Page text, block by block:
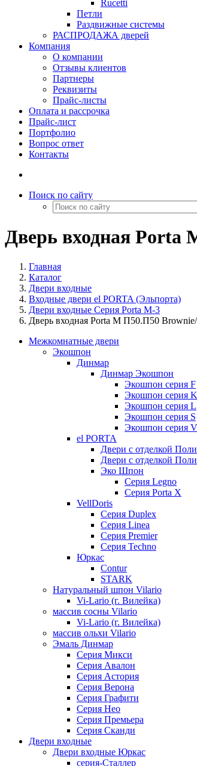
Rucetti
Петли
Раздвижные системы
РАСПРОДАЖА дверей
Компания
О компании
Отзывы клиентов
Партнеры
Реквизиты
Прайс-листы
Оплата и рассрочка
Прайс-лист
Портфолио
Вопрос ответ
Контакты
Поиск по сайту
Дверь входная
Главная
Каталог
Двери входные
Входные двери el PORTA (Эльпорта)
Двери входные Серия Porta M-3
Дверь входная Porta M П50.П50
Межкомнатные двери
Экошпон
Динмар
Динмар Экошпон
Экошпон серия F
Экошпон серия K
Экошпон серия L
Экошпон серия S
Экошпон серия V
el PORTA
Двери с отделкой
Двери с отделкой
Эко Шпон
Серия Legno
Серия Porta X
VellDoris
Серия Duplex
Серия Linea
Серия Premier
Серия Techno
Юркас
Contur
STARK
Натуральный шпон Vilario
Vi-Lario (г. Вилейка)
массив сосны Vilario
Vi-Lario (г. Вилейка)
массив ольхи Vilario
Эмаль Динмар
Серия Микси
Серия Авалон
Серия Астория
Серия Верона
Серия Графити
Серия Нео
Серия Премьера
Серия Сканди
Двери входные
Двери входные Юркас
серия-Сталлер